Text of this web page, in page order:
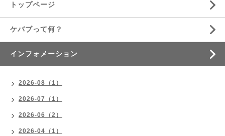
トップページ
ケバブって何？
インフォメーション
2026-08（1）
2026-07（1）
2026-06（2）
2026-04（1）